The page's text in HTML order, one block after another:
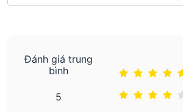
Đánh giá trung
bình
5